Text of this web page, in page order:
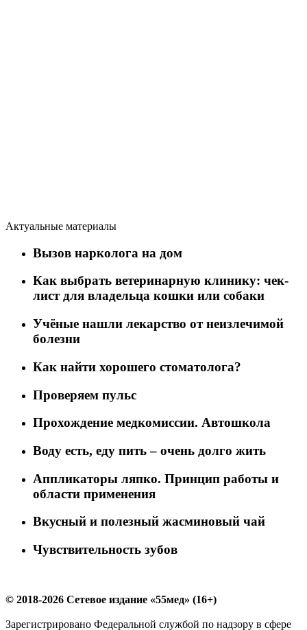
Актуальные материалы
Вызов нарколога на дом
Как выбрать ветеринарную клинику: чек-
лист для владельца кошки или собаки
Учёные нашли лекарство от неизлечимой
болезни
Как найти хорошего стоматолога?
Проверяем пульс
Прохождение медкомиссии. Автошкола
Воду есть, еду пить – очень долго жить
Аппликаторы ляпко. Принцип работы и
области применения
Вкусный и полезный жасминовый чай
Чувствительность зубов
© 2018-2026 Сетевое издание «55мед» (16+)
Зарегистрировано Федеральной службой по надзору в сфере